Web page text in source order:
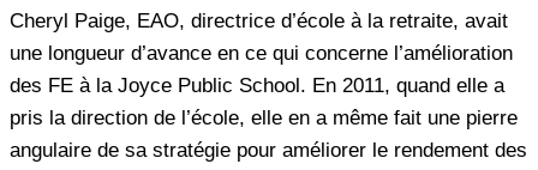
Cheryl Paige, EAO, directrice d’école à la retraite, avait
une longueur d’avance en ce qui concerne l’amélioration
des FE à la Joyce Public School. En 2011, quand elle a
pris la direction de l’école, elle en a même fait une pierre
angulaire de sa stratégie pour améliorer le rendement des